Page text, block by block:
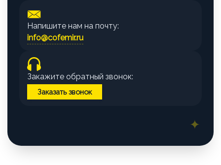
Напишите нам на почту:
info@cofemir.ru
Закажите обратный звонок:
Заказать звонок